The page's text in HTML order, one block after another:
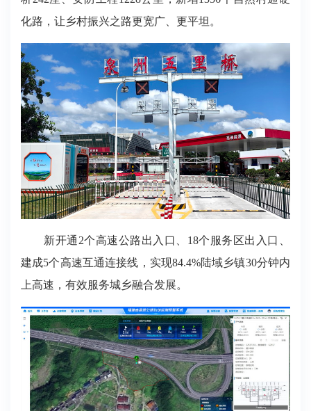
化路，让乡村振兴之路更宽广、更平坦。
新开通2个高速公路出入口、18个服务区出入口、
建成5个高速互通连接线，实现84.4%陆域乡镇30分钟内
上高速，有效服务城乡融合发展。